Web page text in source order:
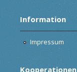
Information
Impressum
Kooperationen